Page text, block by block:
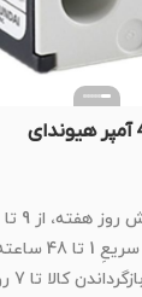
از 9 تا 21
ساعته
کالا تا 7 روز